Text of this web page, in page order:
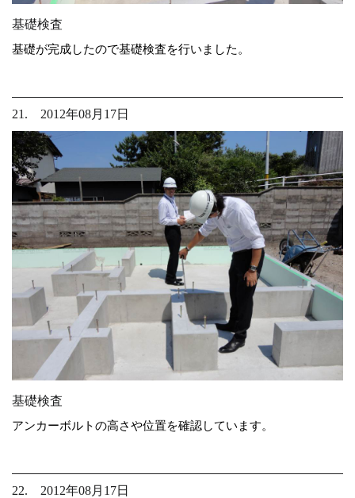
基礎検査
基礎が完成したので基礎検査を行いました。
21. 2012年08月17日
基礎検査
アンカーボルトの高さや位置を確認しています。
22. 2012年08月17日